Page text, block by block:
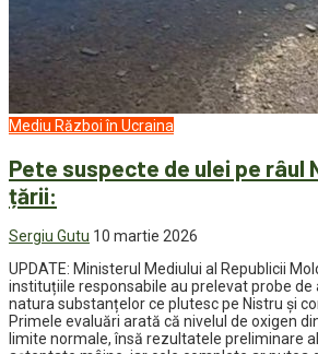
Mediu Război în Ucraina
Pete suspecte de ulei pe râul
țării:
Sergiu Gutu 10 martie 2026
UPDATE: Ministerul Mediului al Republicii
instituțiile responsabile au prelevat probe
natura substanțelor ce plutesc pe Nistru și
Primele evaluări arată că nivelul de oxigen
limite normale, însă rezultatele preliminare